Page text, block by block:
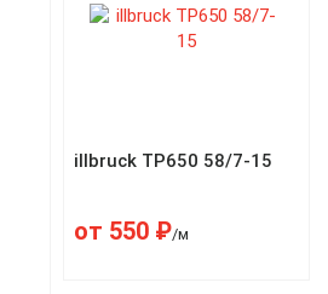
illbruck TP650 58/7-15
от 550 ₽/м